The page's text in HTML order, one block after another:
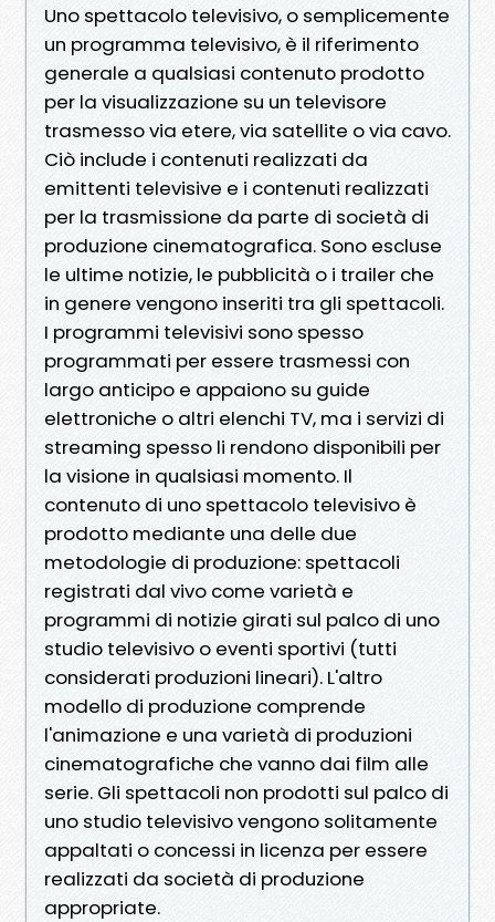
Uno spettacolo televisivo, o semplicemente
un programma televisivo, è il riferimento
generale a qualsiasi contenuto prodotto
per la visualizzazione su un televisore
trasmesso via etere, via satellite o via cavo.
Ciò include i contenuti realizzati da
emittenti televisive e i contenuti realizzati
per la trasmissione da parte di società di
produzione cinematografica. Sono escluse
le ultime notizie, le pubblicità o i trailer che
in genere vengono inseriti tra gli spettacoli.
I programmi televisivi sono spesso
programmati per essere trasmessi con
largo anticipo e appaiono su guide
elettroniche o altri elenchi TV, ma i servizi di
streaming spesso li rendono disponibili per
la visione in qualsiasi momento. Il
contenuto di uno spettacolo televisivo è
prodotto mediante una delle due
metodologie di produzione: spettacoli
registrati dal vivo come varietà e
programmi di notizie girati sul palco di uno
studio televisivo o eventi sportivi (tutti
considerati produzioni lineari). L'altro
modello di produzione comprende
l'animazione e una varietà di produzioni
cinematografiche che vanno dai film alle
serie. Gli spettacoli non prodotti sul palco di
uno studio televisivo vengono solitamente
appaltati o concessi in licenza per essere
realizzati da società di produzione
appropriate.